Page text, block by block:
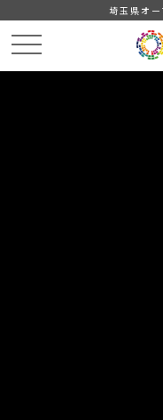
埼玉県オ